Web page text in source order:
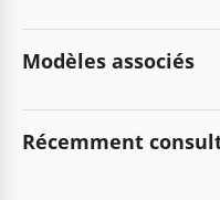
Modèles associés
Récemment